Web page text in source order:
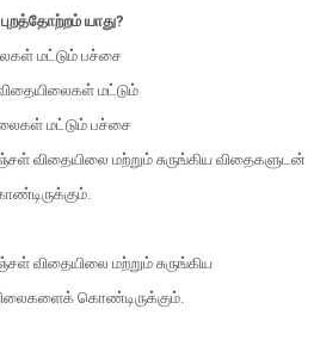
யாது?
மட்டும் பச்சை
மட்டும்
மட்டும் பச்சை
விதையிலை மற்றும் சுருங்கிய விதைகளுடன்
விதையிலை மற்றும் சுருங்கிய
கொண்டிருக்கும்.